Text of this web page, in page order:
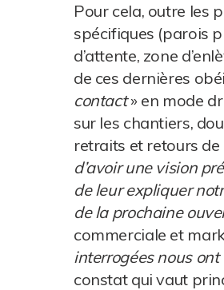
Pour cela, outre les
spécifiques (parois
d’attente, zone
de ces dernières
contact» en mode
sur les chantiers,
retraits et retours de
d’avoir une vision
de leur expliquer
de la prochaine
commerciale et
interrogées nous
constat qui vaut